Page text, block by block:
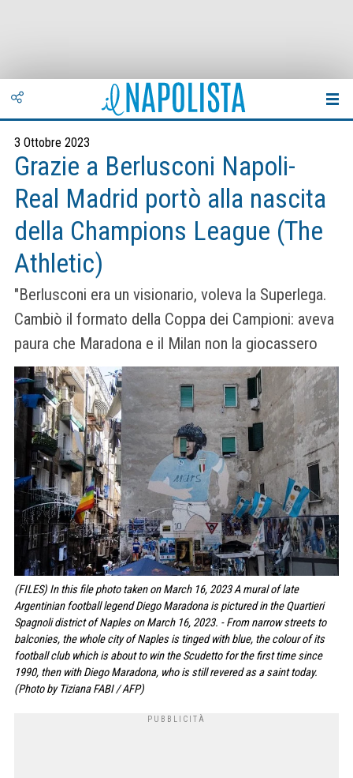
3 Ottobre 2023
Grazie a Berlusconi Napoli-
Real Madrid portò alla nascita
della Champions League (The
Athletic)
"Berlusconi era un visionario, voleva la Superlega.
Cambiò il formato della Coppa dei Campioni: aveva
paura che Maradona e il Milan non la giocassero
(FILES) In this file photo taken on March 16, 2023 A mural of late
Argentinian football legend Diego Maradona is pictured in the Quartieri
Spagnoli district of Naples on March 16, 2023. - From narrow streets to
balconies, the whole city of Naples is tinged with blue, the colour of its
football club which is about to win the Scudetto for the first time since
1990, then with Diego Maradona, who is still revered as a saint today.
(Photo by Tiziana FABI / AFP)